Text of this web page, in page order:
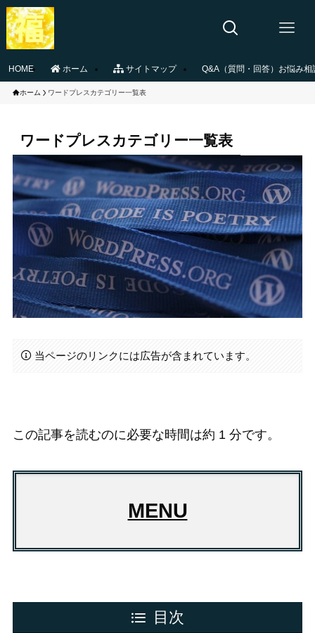
HOME ホーム サイトマップ Q&A（質問・回答）お悩み相
ホーム ワードプレスカテゴリー一覧表
ワードプレスカテゴリー一覧表
当ページのリンクには広告が含まれています。
この記事を読むのに必要な時間は約 1 分です。
MENU
目次